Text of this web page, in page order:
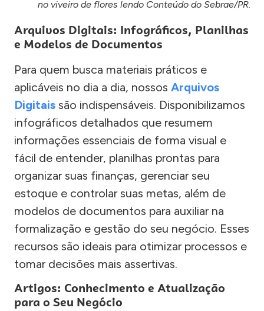
no viveiro de flores lendo Conteúdo do Sebrae/PR.
Arquivos Digitais: Infográficos, Planilhas
e Modelos de Documentos
Para quem busca materiais práticos e
aplicáveis no dia a dia, nossos Arquivos
Digitais são indispensáveis. Disponibilizamos
infográficos detalhados que resumem
informações essenciais de forma visual e
fácil de entender, planilhas prontas para
organizar suas finanças, gerenciar seu
estoque e controlar suas metas, além de
modelos de documentos para auxiliar na
formalização e gestão do seu negócio. Esses
recursos são ideais para otimizar processos e
tomar decisões mais assertivas.
Artigos: Conhecimento e Atualização
para o Seu Negócio